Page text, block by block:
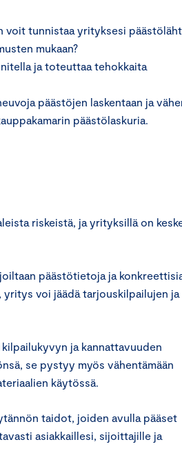
voit tunnistaa yrityksesi
mukaan?
ja toteuttaa tehokkaita
päästöjen laskentaan ja
päästölaskuria.
riskeistä, ja yrityksillä on
päästötietoja ja
voi jäädä tarjouskilpailujen ja
ja kannattavuuden
se pystyy myös vähentämään
käytössä.
taidot, joiden avulla pääset
asiakkaillesi, sijoittajille ja